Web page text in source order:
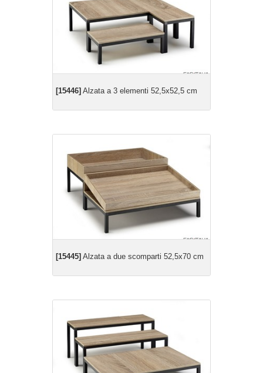
[15446] Alzata a 3 elementi 52,5x52,5 cm
[15445] Alzata a due scomparti 52,5x70 cm